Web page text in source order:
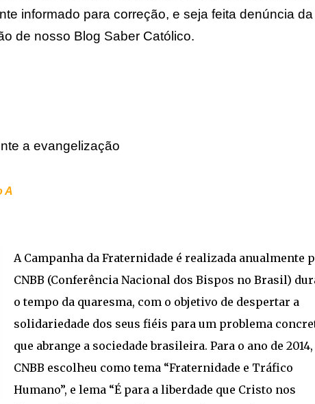
informado para correção, e seja feita denúncia da
de nosso Blog Saber Católico.
a evangelização
A
A Campanha da Fraternidade é realizada anualmente
CNBB (Conferência Nacional dos Bispos no Brasil)
o tempo da quaresma, com o objetivo de despertar a
solidariedade dos seus fiéis para um problema
que abrange a sociedade brasileira. Para o ano de 2014,
CNBB escolheu como tema “Fraternidade e Tráfico
Humano”, e lema “É para a liberdade que Cristo nos